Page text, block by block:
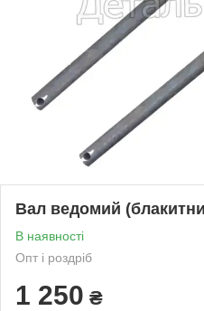
Вал ведомий
В наявності
Опт і роздріб
1 250 ₴